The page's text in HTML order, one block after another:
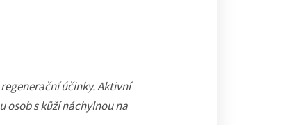
účinky. Aktivní
osob s kůží náchylnou na